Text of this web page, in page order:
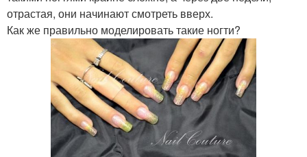
отрастая, они начинают смотреть вверх.
Как же правильно моделировать такие ногти?